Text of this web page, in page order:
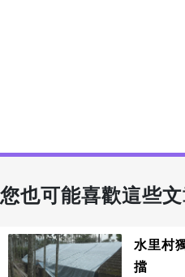
您也可能喜歡這些
水里村
擋